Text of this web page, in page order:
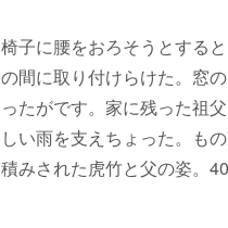
椅子に腰をおろそうとする
の間に取り付けらけた。窓
ったがです。家に残った祖
しい雨を支えちょった。も
積みされた虎竹と父の姿。